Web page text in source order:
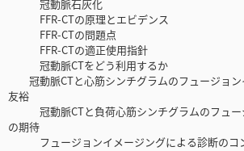
冠動脈石灰化
FFR-CTの原理とエビデンス
FFR-CTの問題点
FFR-CTの適正使用指針
冠動脈CTをどう利用するか
冠動脈CTと心筋シンチグラムのフュージ
友裕
冠動脈CTと負荷心筋シンチグラムのフュー
の期待
フュージョンイメージングによる診断のコ